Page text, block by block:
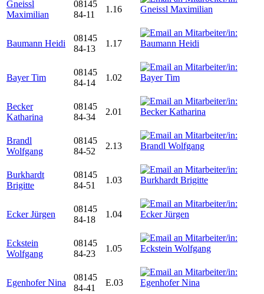
Gneissl
Maximilian
08145
84-11
1.16
Baumann Heidi
08145
84-13
1.17
Bayer Tim
08145
84-14
1.02
Becker
Katharina
08145
84-34
2.01
Brandl
Wolfgang
08145
84-52
2.13
Burkhardt
Brigitte
08145
84-51
1.03
Ecker Jürgen
08145
84-18
1.04
Eckstein
Wolfgang
08145
84-23
1.05
Egenhofer Nina
08145
84-41
E.03